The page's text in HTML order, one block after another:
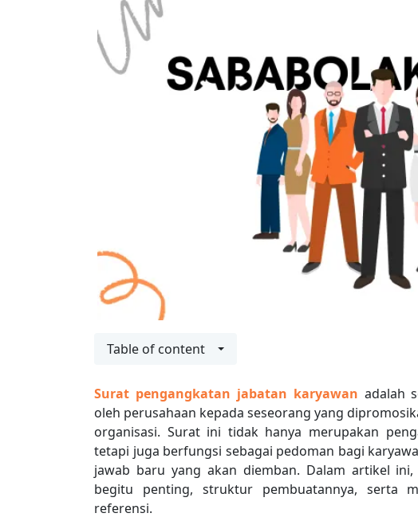
Table of content
Surat pengangkatan jabatan karyawan adalah
oleh perusahaan kepada seseorang yang
organisasi. Surat ini tidak hanya merupakan
tetapi juga berfungsi sebagai pedoman bagi
jawab baru yang akan diemban. Dalam artikel
begitu penting, struktur pembuatannya, serta
referensi.